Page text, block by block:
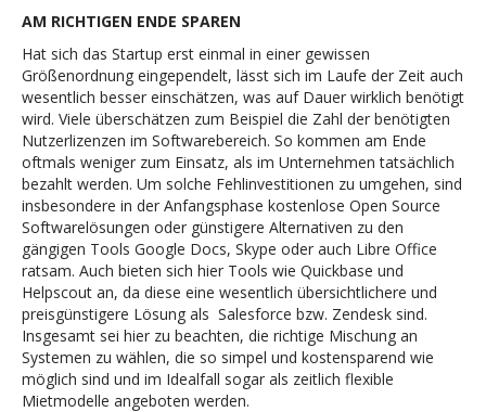
AM RICHTIGEN ENDE SPAREN
Hat sich das Startup erst einmal in einer gewissen
Größenordnung eingependelt, lässt sich im Laufe der Zeit auch
wesentlich besser einschätzen, was auf Dauer wirklich benötigt
wird. Viele überschätzen zum Beispiel die Zahl der benötigten
Nutzerlizenzen im Softwarebereich. So kommen am Ende
oftmals weniger zum Einsatz, als im Unternehmen tatsächlich
bezahlt werden. Um solche Fehlinvestitionen zu umgehen, sind
insbesondere in der Anfangsphase kostenlose Open Source
Softwarelösungen oder günstigere Alternativen zu den
gängigen Tools Google Docs, Skype oder auch Libre Office
ratsam. Auch bieten sich hier Tools wie Quickbase und
Helpscout an, da diese eine wesentlich übersichtlichere und
preisgünstigere Lösung als Salesforce bzw. Zendesk sind.
Insgesamt sei hier zu beachten, die richtige Mischung an
Systemen zu wählen, die so simpel und kostensparend wie
möglich sind und im Idealfall sogar als zeitlich flexible
Mietmodelle angeboten werden.